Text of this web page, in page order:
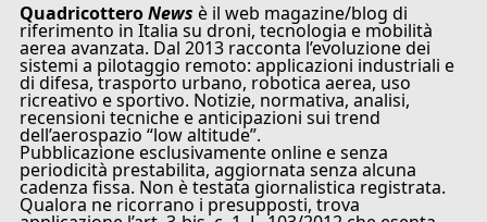
QuadricotteroNews è il web magazine/blog di
riferimento in Italia su droni, tecnologia e mobilità
aerea avanzata. Dal 2013 racconta l’evoluzione dei
sistemi a pilotaggio remoto: applicazioni industriali e
di difesa, trasporto urbano, robotica aerea, uso
ricreativo e sportivo. Notizie, normativa, analisi,
recensioni tecniche e anticipazioni sui trend
dell’aerospazio “low altitude”.
Pubblicazione esclusivamente online e senza
periodicità prestabilita, aggiornata senza alcuna
cadenza fissa. Non è testata giornalistica registrata.
Qualora ne ricorrano i presupposti, trova